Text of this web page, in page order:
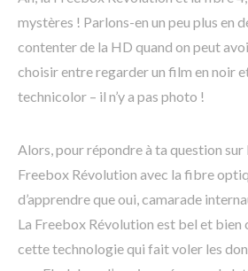
mystères ! Parlons-en un peu plus en
contenter de la HD quand on peut
choisir entre regarder un film en noir
technicolor – il n’y a pas photo !
Alors, pour répondre à ta question
Freebox Révolution avec la fibre
d’apprendre que oui, camarade
La Freebox Révolution est bel et bien
cette technologie qui fait voler les